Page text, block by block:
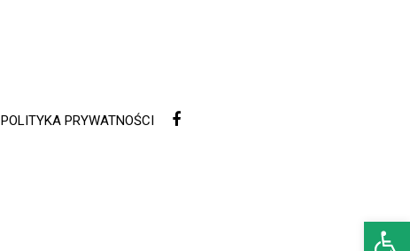
POLITYKA PRYWATNOŚCI